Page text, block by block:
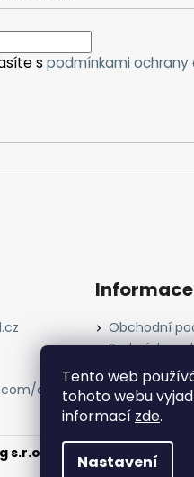
Tento web
tohoto webu
informací zde.
Nastavení
s podmínkami ochrany
dro
Obchodní
Podmínky
Cookies a GA
s.r.o. . Všechna práva